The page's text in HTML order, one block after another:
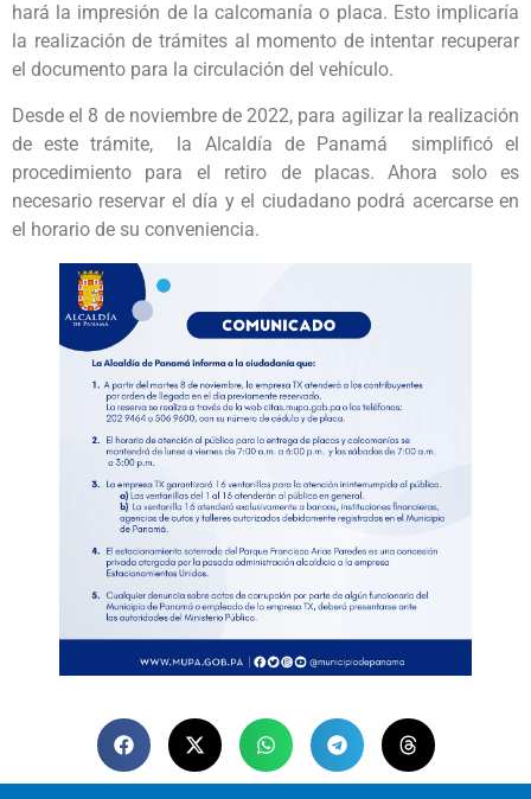
hará la impresión de la calcomanía o placa. Esto implicaría
la realización de trámites al momento de intentar recuperar
el documento para la circulación del vehículo.
Desde el 8 de noviembre de 2022, para agilizar la realización
de este trámite, la Alcaldía de Panamá simplificó el
procedimiento para el retiro de placas. Ahora solo es
necesario reservar el día y el ciudadano podrá acercarse en
el horario de su conveniencia.